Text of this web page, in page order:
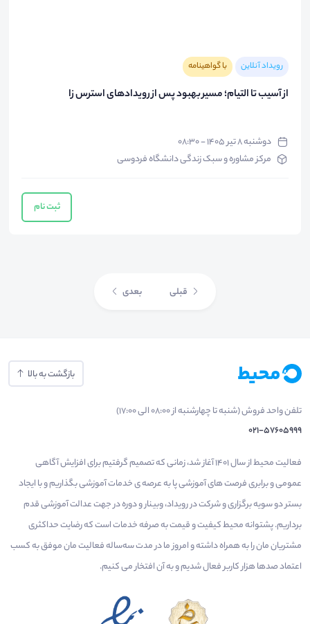
رویداد آنلاین با گواهینامه
از آسیب تا التیام؛ مسیر بهبود پس از رویدادهای استرس زا
دوشنبه ۸ تیر ۱۴۰۵ - ۰۸:۳۰
مرکز مشاوره و سبک زندگی دانشگاه فردوسی
ثبت نام
قبلی بعدی
بازگشت به بالا
تلفن واحد فروش (شنبه تا چهارشنبه از 08:00 الی 17:00)
021-57605999
فعالیت محیط از سال 1401 آغاز شد، زمانی که تصمیم گرفتیم برای افزایش آگاهی
عمومی و برابری فرصت های آموزشی پا به عرصه ی خدمات آموزشی بگذاریم و با ایجاد
بستر دو سویه برگزاری و شرکت در رویداد، وبینار و دوره در جهت عدالت آموزشی قدم
برداریم. پشتوانه محیط کیفیت و قیمت به صرفه خدمات است که رضایت حداکثری
مشتریان مان را به همراه داشته و امروز ما در مدت سه‌ساله فعالیت مان موفق به کسب
اعتماد صدها هزار کاربر فعال شدیم و به آن افتخار می‌ کنیم.